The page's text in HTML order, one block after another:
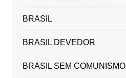
BRASIL
BRASIL DEVEDOR
BRASIL SEM COMUNISMO